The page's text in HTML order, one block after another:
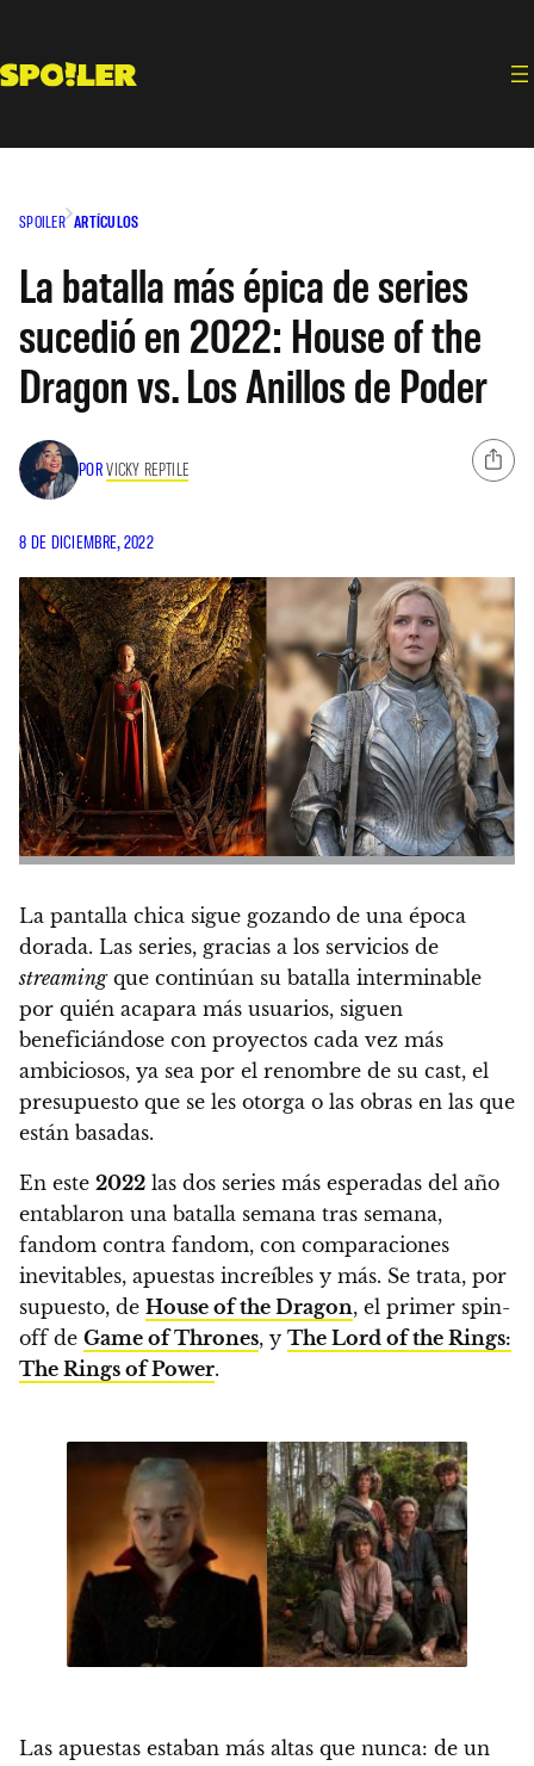
contenido
SPOILER ARTÍCULOS
La batalla más épica de series
sucedió en 2022: House of the
Dragon vs. Los Anillos de Poder
PORVICKY REPTILE
8 DE DICIEMBRE, 2022
La pantalla chica sigue gozando de una época
dorada. Las series, gracias a los servicios de
streamingque continúan su batalla interminable
por quién acapara más usuarios, siguen
beneficiándose con proyectos cada vez más
ambiciosos, ya sea por el renombre de su cast, el
presupuesto que se les otorga o las obras en las que
están basadas.
En este 2022 las dos series más esperadas del año
entablaron una batalla semana tras semana,
fandom contra fandom, con comparaciones
inevitables, apuestas increíbles y más. Se trata, por
supuesto, de House of the Dragon, el primer spin-
off de Game of Thrones, y The Lord of the Rings:
The Rings of Power.
Las apuestas estaban más altas que nunca: de un